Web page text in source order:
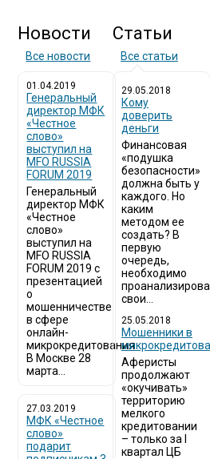
Новости
Все новости
01.04.2019
Генеральный
директор МФК
«Честное
слово»
выступил на
MFO RUSSIA
FORUM 2019
Генеральный
директор МФК
«Честное
слово»
выступил на
MFO RUSSIA
FORUM 2019 с
презентацией
о
мошенничестве
в сфере
онлайн-
микрокредитования
В Москве 28
марта...
27.03.2019
МФК «Честное
слово»
подарит
Статьи
Все статьи
29.05.2018
Кому
доверить
деньги
Финансовая
«подушка
безопасности»
должна быть у
каждого. Но
каким
методом ее
создать? В
первую
очередь,
необходимо
свои...
25.05.2018
Мошенники в
Аферисты
продолжают
«окучивать»
территорию
мелкого
кредитовании
– только за I
квартал ЦБ